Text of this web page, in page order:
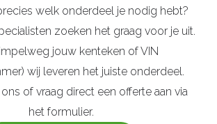
welk onderdeel je nodig hebt?
zoeken het graag voor je uit.
jouw kenteken of VIN
wij leveren het juiste onderdeel.
of vraag direct een offerte aan via
het formulier.